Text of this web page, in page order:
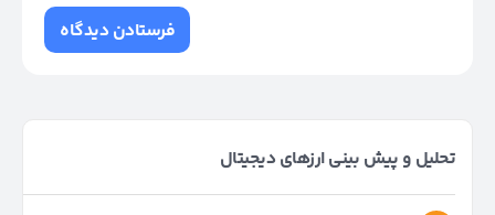
تحلیل و پیش بینی ارزهای دیجیتال